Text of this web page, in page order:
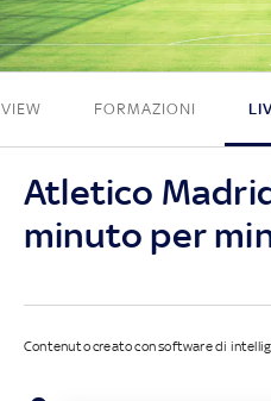
2
FORMAZIONI
Atletico
minuto per
Contenuto creato con software di